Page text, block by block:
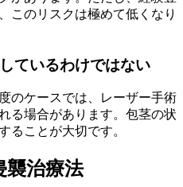
このリスクは極めて低くなり
ているわけではない
のケースでは、レーザー手術
る場合があります。包茎の状
ることが大切です。
襲治療法